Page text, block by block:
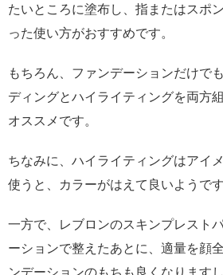
たいところに塗布し、指またはスポ
った使い方がおすすめです。
もちろん、ファンデーションだけで
ディングとハイライティングを両方
オススメです。
ちなみに、ハイライティングはアイ
使うと、カラーがはえて良いようで
一方で、レブロンのスキンプレスト
ーションで整えたあとに、適量を顔
ンデーションのもちも良くなります